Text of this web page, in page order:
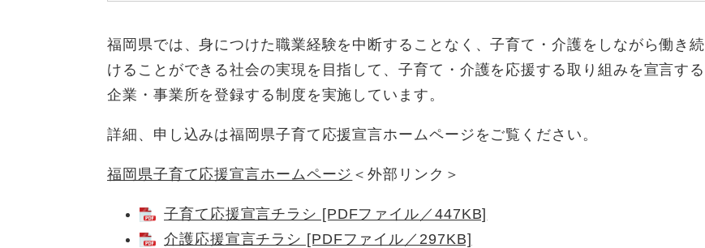
福岡県では、身につけた職業経験を中断することなく、子育て・介護をしながら働き続
けることができる社会の実現を目指して、子育て・介護を応援する取り組みを宣言する
企業・事業所を登録する制度を実施しています。
詳細、申し込みは福岡県子育て応援宣言ホームページをご覧ください。
福岡県子育て応援宣言ホームページ ＜外部リンク＞
子育て応援宣言チラシ [PDFファイル／447KB]
介護応援宣言チラシ [PDFファイル／297KB]